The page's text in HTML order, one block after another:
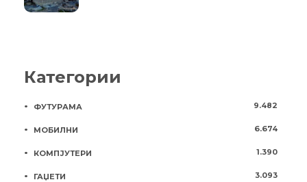
Категории
ФУТУРАМА 9.482
МОБИЛНИ 6.674
КОМПЈУТЕРИ 1.390
ГАЏЕТИ 3.093